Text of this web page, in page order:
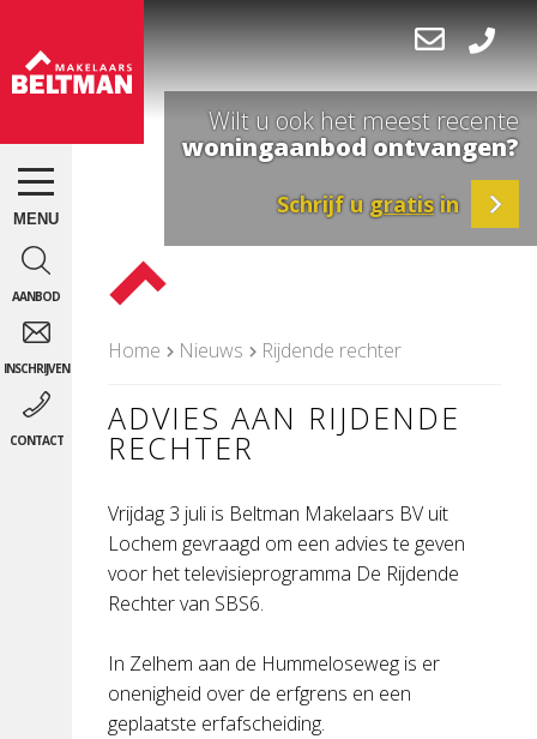
Wilt u ook het meest recente
woningaanbod ontvangen?
Schrijf u gratis in
Home Nieuws Rijdende rechter
ADVIES AAN RIJDENDE
RECHTER
Vrijdag 3 juli is Beltman Makelaars BV uit
Lochem gevraagd om een advies te geven
voor het televisieprogramma De Rijdende
Rechter van SBS6.
In Zelhem aan de Hummeloseweg is er
onenigheid over de erfgrens en een
geplaatste erfafscheiding.